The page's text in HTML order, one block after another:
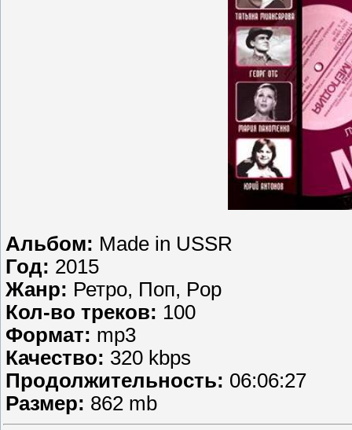
Альбом: Made in USSR
Год: 2015
Жанр: Ретро, Поп, Pop
Кол-во треков: 100
Формат: mp3
Качество: 320 kbps
Продолжительность: 06:06:27
Размер: 862 mb